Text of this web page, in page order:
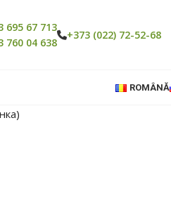
695 67 713
760 04 638
+373 (022) 72-52-68
ROMÂNĂ